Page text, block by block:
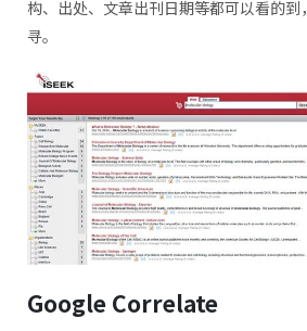
构、出处、文章出刊日期等都可以看的到
寻。
Google Correlate